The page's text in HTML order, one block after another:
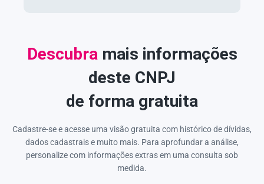
Descubra mais informações
deste CNPJ
de forma gratuita
Cadastre-se e acesse uma visão gratuita com histórico de dívidas,
dados cadastrais e muito mais. Para aprofundar a análise,
personalize com informações extras em uma consulta sob
medida.